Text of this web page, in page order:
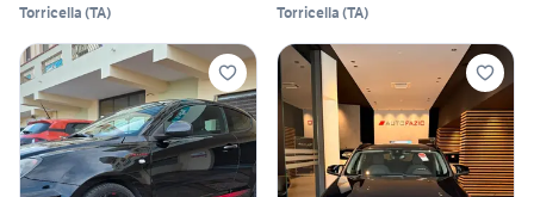
Torricella (TA) Torricella (TA)